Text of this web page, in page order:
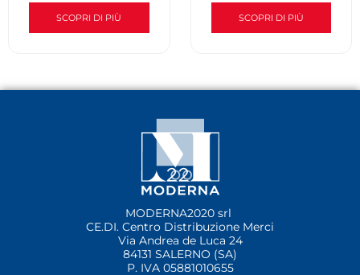
SCOPRI DI PIÙ SCOPRI DI PIÙ
MODERNA2020 srl
CE.DI. Centro Distribuzione Merci
Via Andrea de Luca 24
84131 SALERNO (SA)
P. IVA 05881010655